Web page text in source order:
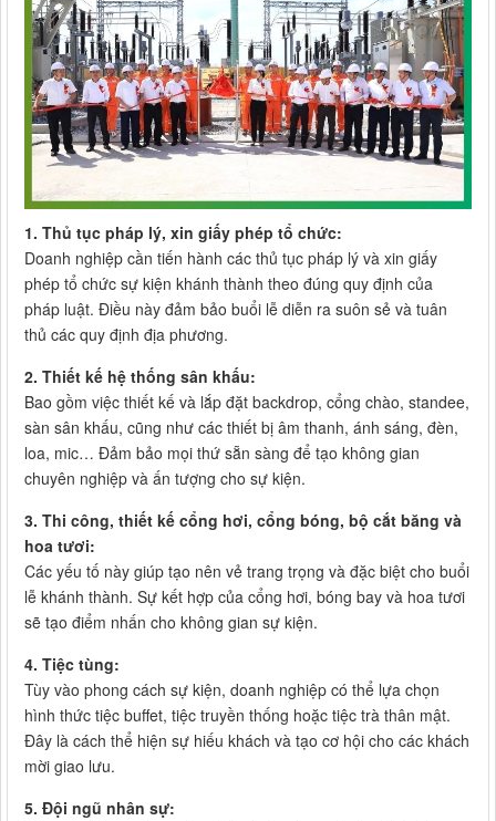
1. Thủ tục pháp lý, xin giấy phép tổ chức:
Doanh nghiệp cần tiến hành các thủ tục pháp lý và xin giấy
phép tổ chức sự kiện khánh thành theo đúng quy định của
pháp luật. Điều này đảm bảo buổi lễ diễn ra suôn sẻ và tuân
thủ các quy định địa phương.
2. Thiết kế hệ thống sân khấu:
Bao gồm việc thiết kế và lắp đặt backdrop, cổng chào, standee,
sàn sân khấu, cũng như các thiết bị âm thanh, ánh sáng, đèn,
loa, mic… Đảm bảo mọi thứ sẵn sàng để tạo không gian
chuyên nghiệp và ấn tượng cho sự kiện.
3. Thi công, thiết kế cổng hơi, cổng bóng, bộ cắt băng và
hoa tươi:
Các yếu tố này giúp tạo nên vẻ trang trọng và đặc biệt cho buổi
lễ khánh thành. Sự kết hợp của cổng hơi, bóng bay và hoa tươi
sẽ tạo điểm nhấn cho không gian sự kiện.
4. Tiệc tùng:
Tùy vào phong cách sự kiện, doanh nghiệp có thể lựa chọn
hình thức tiệc buffet, tiệc truyền thống hoặc tiệc trà thân mật.
Đây là cách thể hiện sự hiếu khách và tạo cơ hội cho các khách
mời giao lưu.
5. Đội ngũ nhân sự: